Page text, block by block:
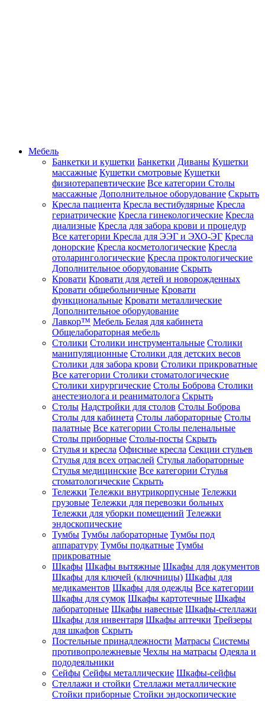
Мебель
Банкетки и кушетки Банкетки Диваны Кушетки
массажные Кушетки смотровые Кушетки
физиотерапевтические Все категории Столы
массажные Дополнительное оборудование Скрыть
Кресла пациента Кресла вестибулярные Кресла
гериатрические Кресла гинекологические Кресла
диализные Кресла для забора крови и процедур
Все категории Кресла для ЭЭГ и ЭХО-ЭГ Кресла
донорские Кресла косметологические Кресла
отоларингологические Кресла проктологические
Дополнительное оборудование Скрыть
Кровати Кровати для детей и новорожденных
Кровати общебольничные Кровати
функциональные Кровати металлические
Дополнительное оборудование
Лавкор™ Мебель Белая для кабинета
Общелабораторная мебель
Столики Столики инструментальные Столики
манипуляционные Столики для детских весов
Столики для забора крови Столики прикроватные
Все категории Столики стоматологические
Столики хирургические Столы Боброва Столики
анестезиолога и реаниматолога Скрыть
Столы Надстройки для столов Столы Боброва
Столы для кабинета Столы лабораторные Столы
палатные Все категории Столы пеленальные
Столы приборные Столы-посты Скрыть
Стулья и кресла Офисные кресла Секции стульев
Стулья для всех отраслей Стулья лабораторные
Стулья медицинские Все категории Стулья
стоматологические Скрыть
Тележки Тележки внутрикорпусные Тележки
грузовые Тележки для перевозки больных
Тележки для уборки помещений Тележки
эндоскопические
Тумбы Тумбы лабораторные Тумбы под
аппаратуру Тумбы подкатные Тумбы
прикроватные
Шкафы Шкафы вытяжные Шкафы для документов
Шкафы для ключей (ключницы) Шкафы для
медикаментов Шкафы для одежды Все категории
Шкафы для сумок Шкафы картотечные Шкафы
лабораторные Шкафы навесные Шкафы-стеллажи
Шкафы для инвентаря Шкафы аптечки Трейзеры
для шкафов Скрыть
Постельные принадлежности Матрасы Системы
противопролежневые Чехлы на матрасы Одеяла и
пододеяльники
Сейфы Сейфы металлические Шкафы-сейфы
Стеллажи и стойки Стеллажи металлические
Стойки приборные Стойки эндоскопические